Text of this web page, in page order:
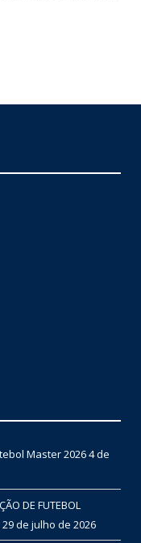
Master 20264 de
DE FUTEBOL
29 de julho de 2026